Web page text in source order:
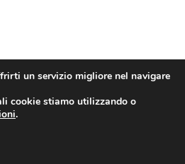
un servizio migliore nel navigare
cookie stiamo utilizzando o
.